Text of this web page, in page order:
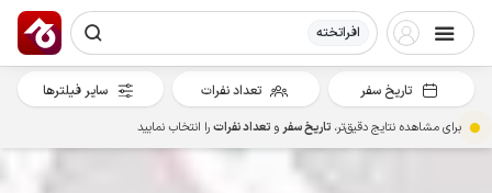
افراتخته
تاریخ سفر تعداد نفرات سایر فیلترها
برای مشاهده نتایج دقیق‌تر، تاریخ سفرو تعداد نفراترا انتخاب نمایید